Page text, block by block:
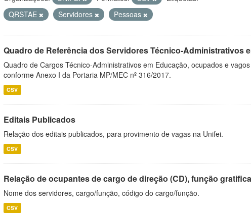
QRSTAE
Servidores Pessoas
Quadro de Referência dos Servidores Técnico-Administrativos
Quadro de Cargos Técnico-Administrativos em Educação, ocupados e vagos
conforme Anexo I da Portaria MP/MEC nº 316/2017.
CSV
Editais Publicados
Relação dos editais publicados, para provimento de vagas na Unifei.
CSV
Relação de ocupantes de cargo de direção (CD), função
Nome dos servidores, cargo/função, código do cargo/função.
CSV